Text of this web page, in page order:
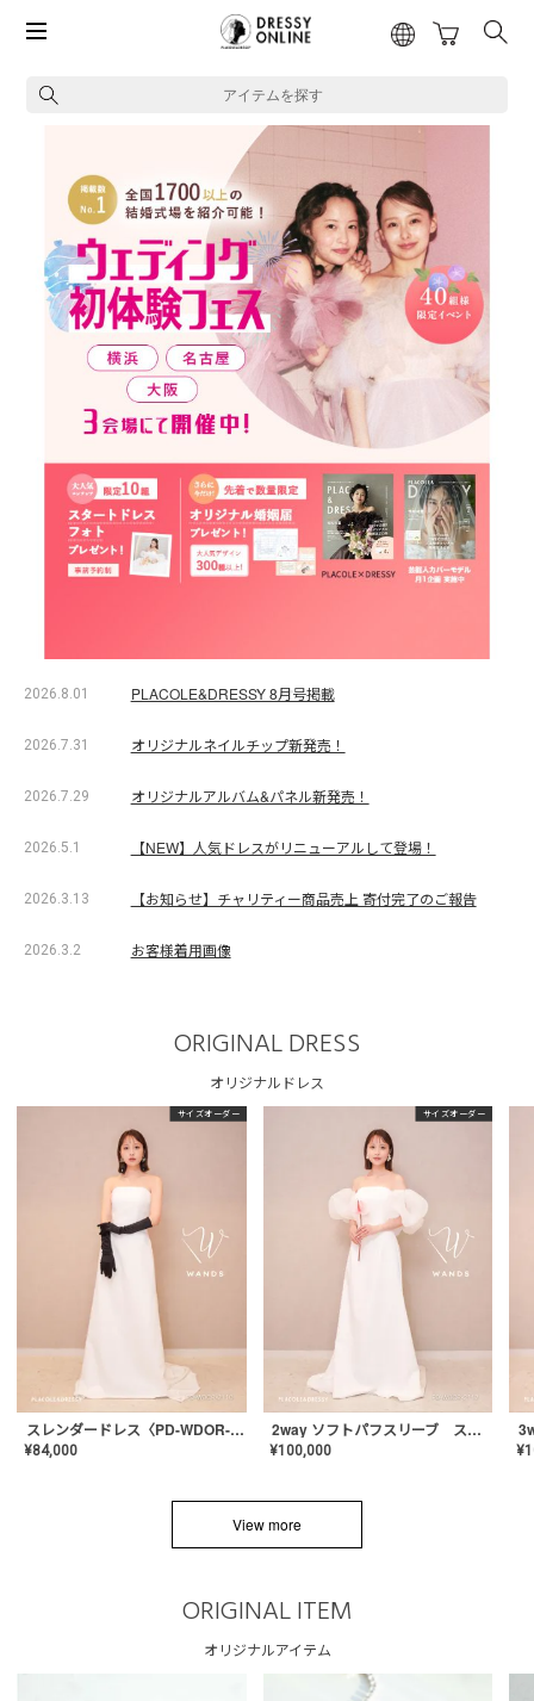
アイテムを探す
2026.8.01 PLACOLE&DRESSY 8月号掲載
2026.7.31 オリジナルネイルチップ新発売！
2026.7.29 オリジナルアルバム&パネル新発売！
2026.5.1 【NEW】人気ドレスがリニューアルして登場！
2026.3.13 【お知らせ】チャリティー商品売上 寄付完了のご報告
2026.3.2 お客様着用画像
ORIGINAL DRESS
オリジナルドレス
サイズオーダー
スレンダードレス〈PD-WDOR-2110〉
¥84,000
サイズオーダー
2way ソフトパフスリーブ スレンダードレス〈PD-WDOR-2112〉
¥100,000 ¥
View more
ORIGINAL ITEM
オリジナルアイテム